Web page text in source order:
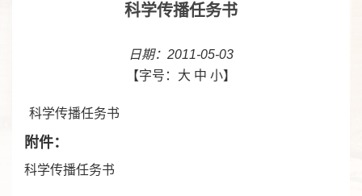
科学传播任务书
日期：2011-05-03
【字号： 大 中 小】
科学传播任务书
附件：
科学传播任务书